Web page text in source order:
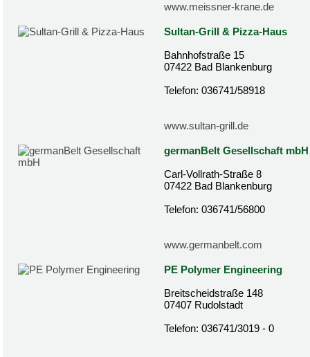
www.meissner-krane.de
Sultan-Grill & Pizza-Haus
Bahnhofstraße 15
07422 Bad Blankenburg
Telefon: 036741/58918
www.sultan-grill.de
germanBelt Gesellschaft mbH
Carl-Vollrath-Straße 8
07422 Bad Blankenburg
Telefon: 036741/56800
www.germanbelt.com
PE Polymer Engineering
Breitscheidstraße 148
07407 Rudolstadt
Telefon: 036741/3019 - 0